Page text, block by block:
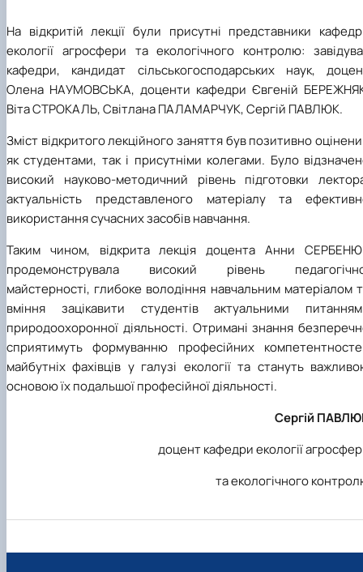
На відкритій лекції були присутні представники
екології агросфери та екологічного контролю:
кафедри, кандидат сільськогосподарських наук,
Олена НАУМОВСЬКА, доценти кафедри Євгеній
Віта СТРОКАЛЬ, Світлана ПАЛАМАРЧУК, Сергій ПАВЛЮК.
Зміст відкритого лекційного заняття був позитивно
як студентами, так і присутніми колегами. Було
високий науково-методичний рівень підготовки
актуальність представленого матеріалу та
використання сучасних засобів навчання.
Таким чином, відкрита лекція доцента Анни
продемонструвала високий рівень
майстерності, глибоке володіння навчальним матеріалом
вміння зацікавити студентів актуальними
природоохоронної діяльності. Отримані знання
сприятимуть формуванню професійних
майбутніх фахівців у галузі екології та стануть
основою їх подальшої професійної діяльності.
Сергій
доцент кафедри екології
та екологічного